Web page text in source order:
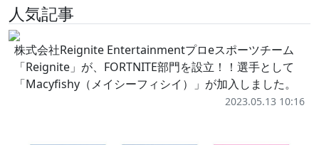
人気記事
株式会社Reignite Entertainmentプロeスポーツチーム
「Reignite」が、FORTNITE部門を設立！！選手として
「Macyfishy（メイシーフィシイ）」が加入しました。
2023.05.13 10:16